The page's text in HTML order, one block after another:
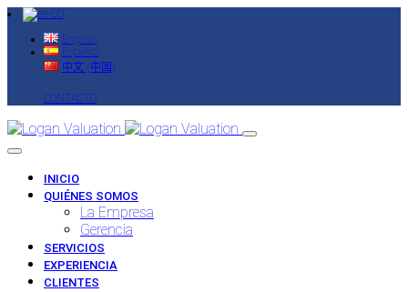
English
Español
中文 (中国)
CONTACTO
INICIO
QUIÉNES SOMOS
La Empresa
Gerencia
SERVICIOS
EXPERIENCIA
CLIENTES